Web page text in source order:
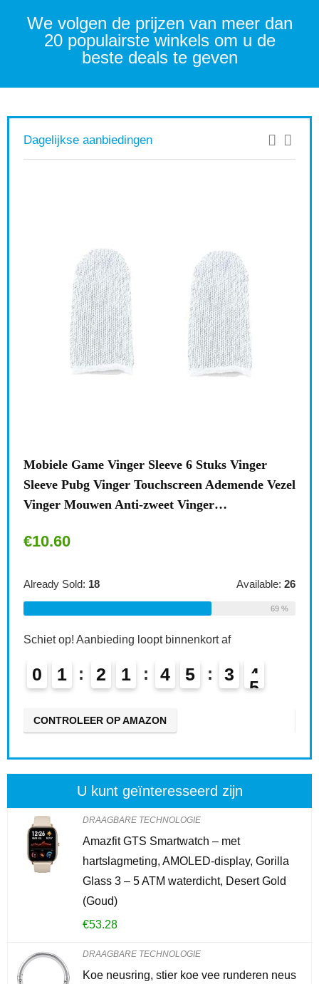
We volgen de prijzen van meer dan
20 populairste winkels om u de
beste deals te geven
Dagelijkse aanbiedingen
6 Stuks Vinger
Ademende Vezel
Vinger…
Available:
af
3
Wandmontage mobiele telefoon
Organizer Afstandsbediening
Houders Home Stand Rack
Schiet op! Aanbieding loopt
0 2 2 1
CONTROLEER OP AMAZON
U kunt geïnteresseerd zijn
DRAAGBARE TECHNOLOGIE
Amazfit GTS Smartwatch – met
hartslagmeting, AMOLED-display, Gorilla
Glass 3 – 5 ATM waterdicht, Desert Gold
(Goud)
€53.28
DRAAGBARE TECHNOLOGIE
Koe neusring, stier koe vee runderen neus